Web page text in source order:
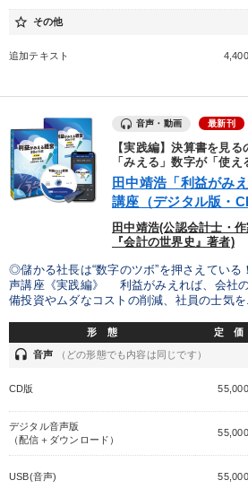
star_border その他
追加テキスト
音声・動画 最新刊
【実践編】決算書を見
「みえる」数字が「使
田中靖浩「利益がみ
講座（デジタル版・
田中靖浩(公認会計士・
『会計の世界史』著者)
◎儲かる社長は“数字のツボ”を押さえてい
声講座《実践編》 利益がみえれば、会社
備投資やムダなコストの削減、社員の士気を
形 態 定 価
headset 音声 （どの形態でも内容は同じです）
CD版
デジタル音声版
（配信＋ダウンロード）
USB(音声)